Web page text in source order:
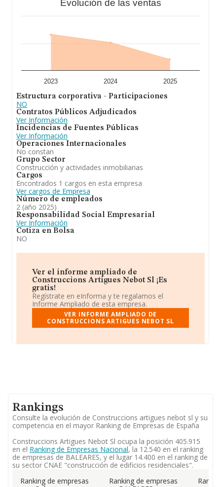
especializada en la realización de trabajos de albanilería
de toda clase de edificaciones y obras, públicas y
privadas incluso de rehabilitacion, restauración o nueva
edificación. Se ha posicionado más abajo en el ranking
Evolución de las ventas
2023 2024 2025
Estructura corporativa - Participaciones
NO
Contratos Públicos Adjudicados
Ver Información
Incidencias de Fuentes Públicas
Ver Información
Operaciones Internacionales
No constan
Grupo Sector
Construcción y actividades inmobiliarias
Cargos
Encontrados 1 cargos en esta empresa
Ver cargos de Empresa
Número de empleados
2 (año 2025)
Responsabilidad Social Empresarial
Ver Información
Cotiza en Bolsa
NO
Ver el informe ampliado de
Construccions Artigues Nebot Sl ¡Es
gratis!
Regístrate en eInforma y te regalamos el
Informe Ampliado de esta empresa.
VER INFORME AMPLIADO DE
CONSTRUCCIONS ARTIGUES NEBOT SL
Rankings
Consulte la evolución de Construccions artigues nebot sl y su
competencia en el mayor Ranking de Empresas de España
Construccions Artigues Nebot Sl ocupa la posición 405.915
en el Ranking de Empresas Nacional, la 12.540 en el ranking
de empresas de BALEARES, y el lugar 14.400 en el ranking de
su sector CNAE "construcción de edificios residenciales".
Ranking de empresas
Ranking de empresas